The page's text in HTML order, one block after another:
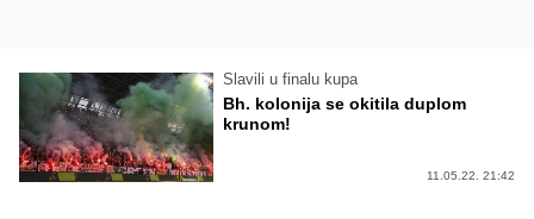
Slavili u finalu kupa
Bh. kolonija se okitila duplom
krunom!
11.05.22. 21:42